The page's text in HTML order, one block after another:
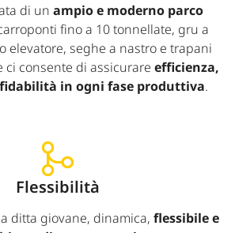
Flessibilità
ditta giovane, dinamica, flessibile e
di un ampio e moderno parco
fino a 10 tonnellate, gru a
elevatore, seghe a nastro e trapani
ci consente di assicurare efficienza,
in ogni fase produttiva.